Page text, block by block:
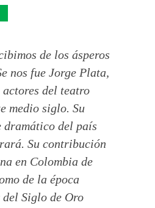
de los ásperos
nos fue Jorge Plata,
actores del teatro
medio siglo. Su
dramático del país
Su contribución
en Colombia de
de la época
Siglo de Oro